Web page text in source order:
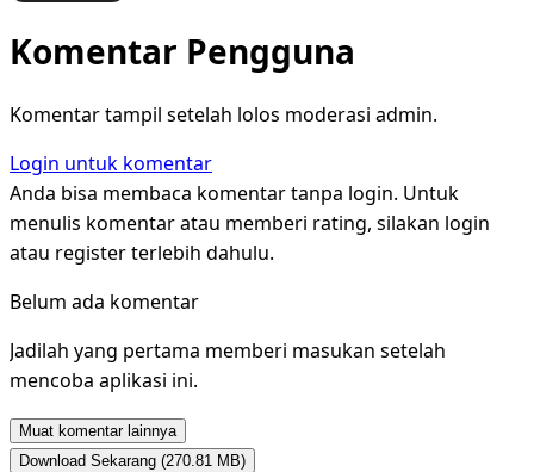
Komentar Pengguna
Komentar tampil setelah lolos moderasi admin.
Login untuk komentar
Anda bisa membaca komentar tanpa login. Untuk
menulis komentar atau memberi rating, silakan login
atau register terlebih dahulu.
Belum ada komentar
Jadilah yang pertama memberi masukan setelah
mencoba aplikasi ini.
Muat komentar lainnya
Download Sekarang (270.81 MB)